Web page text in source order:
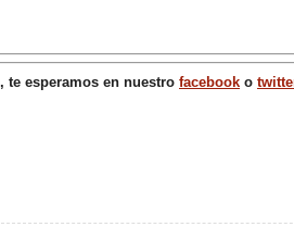
esperamos en nuestro facebook o